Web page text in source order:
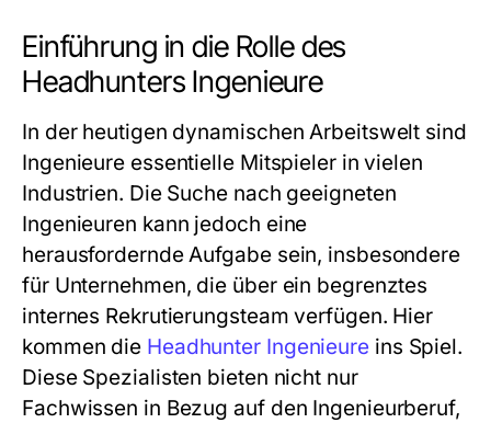
Einführung in die Rolle des
Headhunters Ingenieure
In der heutigen dynamischen Arbeitswelt sind
Ingenieure essentielle Mitspieler in vielen
Industrien. Die Suche nach geeigneten
Ingenieuren kann jedoch eine
herausfordernde Aufgabe sein, insbesondere
für Unternehmen, die über ein begrenztes
internes Rekrutierungsteam verfügen. Hier
kommen die Headhunter Ingenieureins Spiel.
Diese Spezialisten bieten nicht nur
Fachwissen in Bezug auf den Ingenieurberuf,